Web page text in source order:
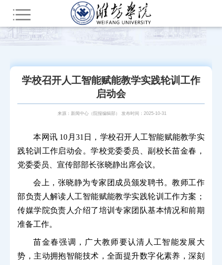
您所在的位置：首页 新闻中心 综合新闻
学校召开人工智能赋能教学实践轮训工作
启动会
来源：新闻中心（院报编辑部） 发布时间：2025-10-31
本网讯 10月31日，学校召开人工智能赋能教学实
践轮训工作启动会。学校党委委员、副校长苗金春，
党委委员、宣传部部长张晓静出席会议。
会上，张晓静为专家团成员颁发聘书。教师工作
部负责人解读人工智能赋能教学实践轮训工作方案；
传媒学院负责人介绍了培训专家团队基本情况和前期
准备工作。
苗金春强调，广大教师要认清人工智能发展大
势，主动拥抱智能技术，全面提升数字化素养，深刻